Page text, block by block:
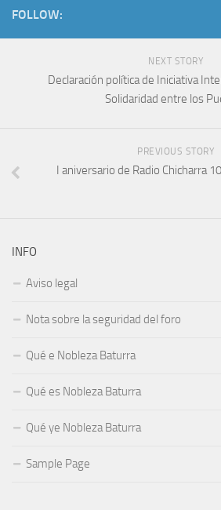
FOLLOW:
NEXT STORY
Declaración política de Iniciativa
Solidaridad entre los
PREVIOUS STORY
I aniversario de Radio Chicharra
INFO
Aviso legal
Nota sobre la seguridad del foro
Qué e Nobleza Baturra
Qué es Nobleza Baturra
Qué ye Nobleza Baturra
Sample Page